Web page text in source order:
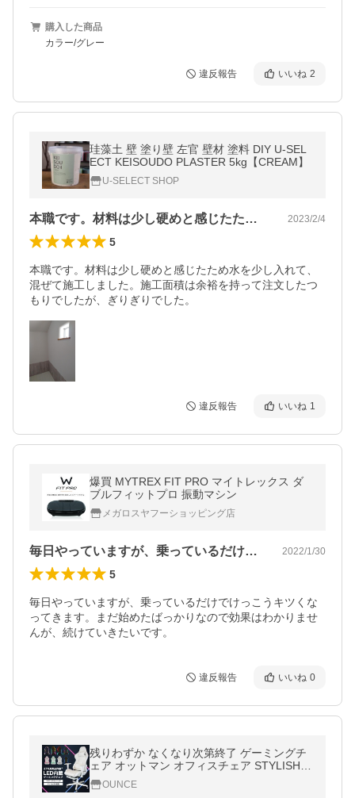
購入した商品
カラー/グレー
違反報告 いいね 2
珪藻土 壁 塗り壁 左官 壁材 塗料 DIY U-SEL
ECT KEISOUDO PLASTER 5kg【CREAM】
U-SELECT SHOP
本職です。材料は少し硬めと感じたため水… 2023/2/4
5
本職です。材料は少し硬めと感じたため水を少し入れて、
混ぜて施工しました。施工面積は余裕を持って注文したつ
もりでしたが、ぎりぎりでした。
違反報告 いいね 1
爆買 MYTREX FIT PRO マイトレックス ダ
ブルフィットプロ 振動マシン
メガロスヤフーショッピング店
毎日やっていますが、乗っているだけでけ… 2022/1/30
5
毎日やっていますが、乗っているだけでけっこうキツくな
ってきます。まだ始めたばっかりなので効果はわかりませ
んが、続けていきたいです。
違反報告 いいね 0
残りわずか なくなり次第終了 ゲーミングチ
ェア オットマン オフィスチェア STYLISHJA
PAN 公式 リクライニング LED ホワイト 白
椅子 在宅 リモート gaming1770
OUNCE